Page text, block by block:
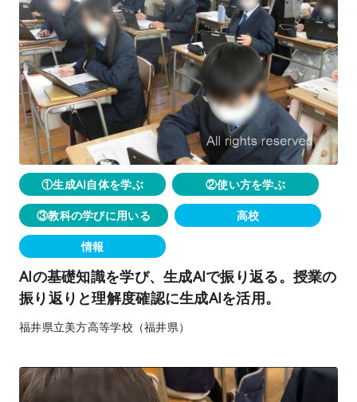
①生成AI自体を学ぶ ②使い方を学ぶ
③教科の学びに用いる 高校
情報
AIの基礎知識を学び、生成AIで振り返る。授業の
振り返りと理解度確認に生成AIを活用。
福井県立美方高等学校（福井県）